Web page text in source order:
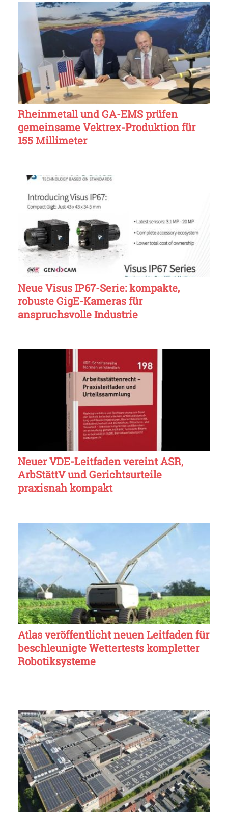
Rheinmetall und GA-EMS prüfen
gemeinsame Vektrex-Produktion für
155 Millimeter
Neue Visus IP67-Serie: kompakte,
robuste GigE-Kameras für
anspruchsvolle Industrie
Neuer VDE-Leitfaden vereint ASR,
ArbStättV und Gerichtsurteile
praxisnah kompakt
Atlas veröffentlicht neuen Leitfaden für
beschleunigte Wettertests kompletter
Robotiksysteme